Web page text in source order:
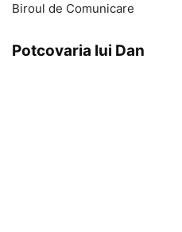
Biroul de Comunicare
Potcovaria lui Dan